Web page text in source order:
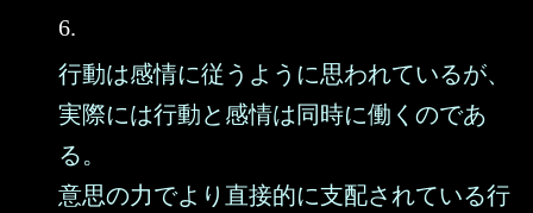
6.
行動は感情に従うように思われているが、
実際には行動と感情は同時に働くのであ
る。
意思の力でより直接的に支配されている行